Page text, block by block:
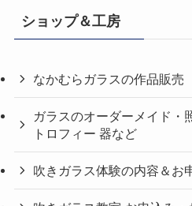
ショップ＆工房
なかむらガラスの作品販売
ガラスのオーダーメイド・
トロフィー 器など
吹きガラス体験の内容＆お